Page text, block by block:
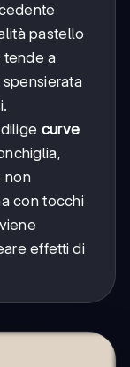
pastello
a
curve
non
con tocchi
effetti di